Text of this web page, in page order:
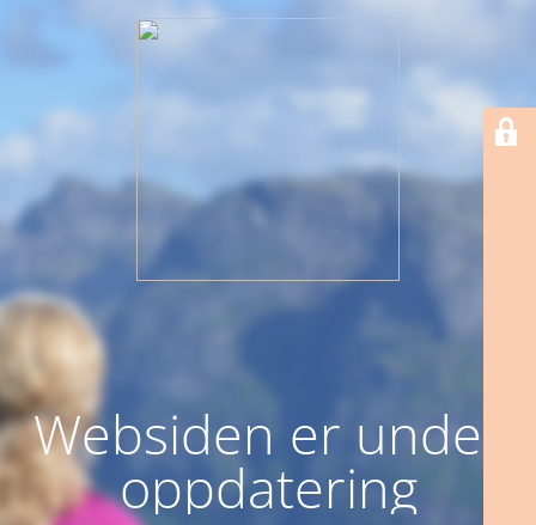
Websiden er under
oppdatering